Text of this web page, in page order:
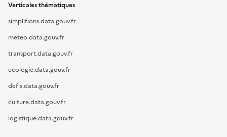
Verticales thématiques
simplifions.data.gouv.fr
meteo.data.gouv.fr
transport.data.gouv.fr
ecologie.data.gouv.fr
defis.data.gouv.fr
culture.data.gouv.fr
logistique.data.gouv.fr